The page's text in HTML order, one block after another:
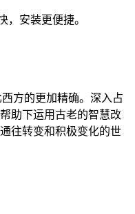
安装更便捷。
方的更加精确。深入占
助下运用古老的智慧改
往转变和积极变化的世